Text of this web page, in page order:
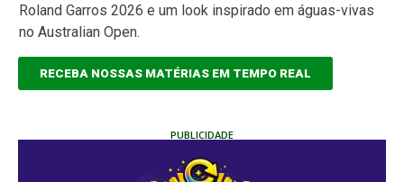
Roland Garros 2026 e um look inspirado em águas-vivas
no Australian Open.
RECEBA NOSSAS MATÉRIAS EM TEMPO REAL
PUBLICIDADE